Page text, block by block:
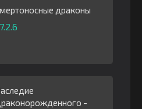
драконы
-